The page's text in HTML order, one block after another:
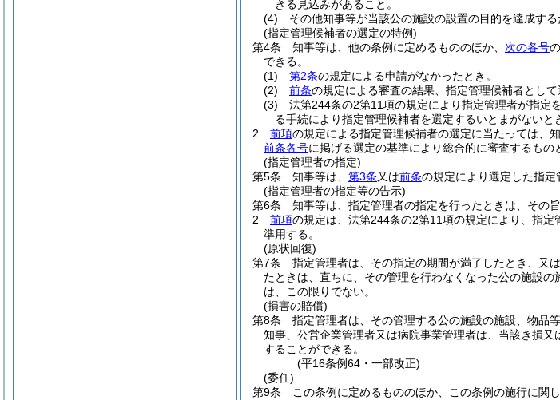
きる見込みがあること。
(4)
その他知事等が当該公の施設の設置の目的を達成す
(指定管理候補者の選定の特例)
第4条
知事等は、他の条例に定めるもののほか、 次の各号
できる。
(1)
第2条の規定による申請がなかったとき。
(2)
前条の規定による審査の結果、指定管理候補者とし
(3)
法第244条の2第11項の規定により指定管理者が指定
る手続により指定管理候補者を選定するいとまがないと
2
前項の規定による指定管理候補者の選定に当たっては、
前条各号に掲げる選定の基準により総合的に審査するもの
(指定管理者の指定)
第5条
知事等は、 第3条又は前条の規定により選定した指定
(指定管理者の指定等の告示)
第6条
知事等は、指定管理者の指定を行ったときは、その
2
前項の規定は、法第244条の2第11項の規定により、指
準用する。
(原状回復)
第7条
指定管理者は、その指定の期間が満了したとき、又
たときは、直ちに、その管理を行わなくなった公の施設の
は、この限りでない。
(損害の賠償)
第8条
指定管理者は、その管理する公の施設の施設、物品
知事、公営企業管理者又は病院事業管理者は、当該き損
することができる。
(平16条例64・一部改正)
(委任)
第9条
この条例に定めるもののほか、この条例の施行に関